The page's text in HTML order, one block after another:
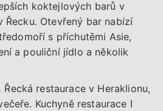
koktejlových barů v
Řecku. Otevřený bar nabízí
s příchutěmi Asie,
a pouliční jídlo a několik
Řecká restaurace v Heraklionu,
Kuchyně restaurace I